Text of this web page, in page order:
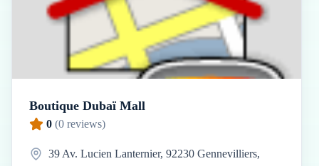
Boutique Dubaï Mall
0 (0 reviews)
39 Av. Lucien Lanternier, 92230 Gennevilliers,